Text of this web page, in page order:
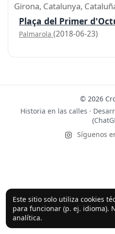
Este sitio solo utiliza cookies
para funcionar (p. ej. idioma).
analítica.
Girona, Catalunya,
Plaça del Primer
Palmarola (2018-06-23)
© 2026
Historia en las calles ·
Síguenos